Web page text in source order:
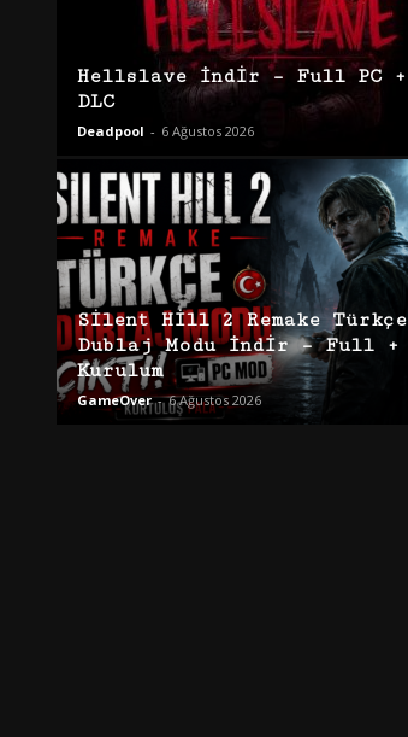
Hellslave İndir – Full PC +
DLC
Deadpool - 6 Ağustos 2026
Silent Hill 2 Remake Türkçe
Dublaj Modu İndir – Full +
Kurulum
GameOver - 6 Ağustos 2026